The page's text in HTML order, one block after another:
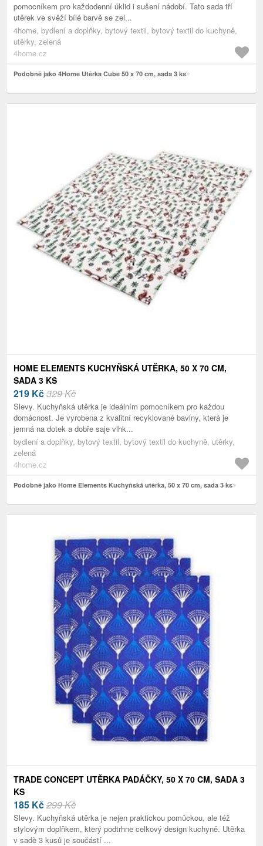
pomocníkem pro každodenní úklid i sušení nádobí. Tato sada tří
utěrek ve svěží bílé barvě se zel...
4home, bydlení a doplňky, bytový textil, bytový textil do kuchyně,
utěrky, zelená
4home.cz
Podobně jako 4Home Utěrka Cube 50 x 70 cm, sada 3 ks
HOME ELEMENTS KUCHYŇSKÁ UTĚRKA, 50 X 70 CM,
SADA 3 KS
219 Kč329 Kč
Slevy. Kuchyňská utěrka je ideálním pomocníkem pro každou
domácnost. Je vyrobena z kvalitní recyklované bavlny, která je
jemná na dotek a dobře saje vlhk...
bydlení a doplňky, bytový textil, bytový textil do kuchyně, utěrky,
zelená
4home.cz
Podobně jako Home Elements Kuchyňská utěrka, 50 x 70 cm, sada 3 ks
TRADE CONCEPT UTĚRKA PADÁČKY, 50 X 70 CM, SADA 3
KS
185 Kč299 Kč
Slevy. Kuchyňská utěrka je nejen praktickou pomůckou, ale též
stylovým doplňkem, který podtrhne celkový design kuchyně. Utěrka
v sadě 3 kusů je součástí ...